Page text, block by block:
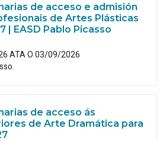
de acceso e admisión
de Artes Plásticas
| EASD Pablo Picasso
ATA O 03/09/2026
de acceso ás
de Arte Dramática para